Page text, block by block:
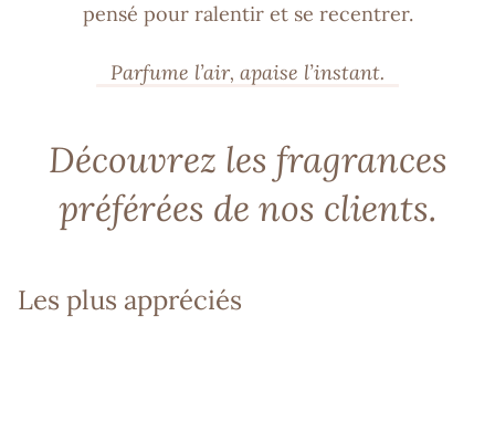
pensé pour ralentir et se recentrer.
Parfume l’air, apaise l’instant.
Découvrez les fragrances
préférées de nos clients.
Les plus appréciés